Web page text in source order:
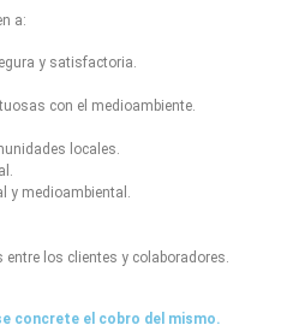
a:
y satisfactoria.
con el medioambiente.
locales.
y medioambiental.
los clientes y colaboradores.
concrete el cobro del mismo.